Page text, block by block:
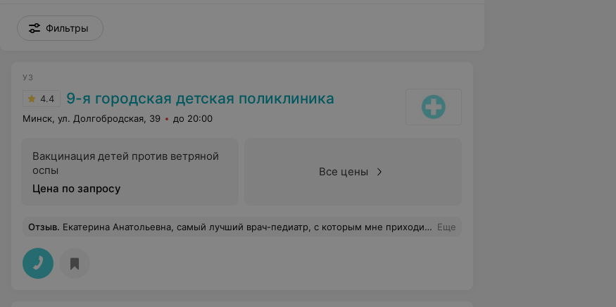
Фильтры
УЗ
4.4 9-я городская детская поликлиника
Минск, ул. Долгобродская, 39 до 20:00
Вакцинация детей против ветряной
оспы
Цена по запросу
Все цены
Отзыв. Екатерина Анатольевна, самый лучший врач-педиатр, с которым мне приходилось сталкиваться. Сыну сейчас почти 17, дочке 11, поэтому за столько лет врачей видела не мало. Да, у неё были очереди на участке в поликлинике, но лишь потому что она всегда со всей внимательностью осматривала детей. При болезни всегда назначит анализ, а не так - вы лечитесь потом сдадите. Никогда не оставляет детей недолеченными, чтоб выправить быстрее в школу, либо сад. Однозначно - это лучший врач, который был у нас на участке, жаль что только сейчас она перешла на другой. Никогда не сомневалась в ее назначениях, как приходиться делать сейчас. От неё же научилась понимать по анализу хотя бы вирусная это, либо бактериальная инфекция, ведь от этого будет зависить и лечение. Одназначно, рекомендую её как хорошего специалиста, которая со всей своей широкой душой и вниманием относится к своим маленьким пациентам. Еще